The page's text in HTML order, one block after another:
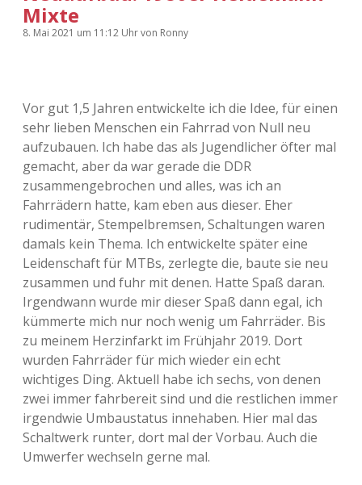
Mixte
8. Mai 2021 um 11:12 Uhrvon Ronny
Vor gut 1,5 Jahren entwickelte ich die Idee, für einen
sehr lieben Menschen ein Fahrrad von Null neu
aufzubauen. Ich habe das als Jugendlicher öfter mal
gemacht, aber da war gerade die DDR
zusammengebrochen und alles, was ich an
Fahrrädern hatte, kam eben aus dieser. Eher
rudimentär, Stempelbremsen, Schaltungen waren
damals kein Thema. Ich entwickelte später eine
Leidenschaft für MTBs, zerlegte die, baute sie neu
zusammen und fuhr mit denen. Hatte Spaß daran.
Irgendwann wurde mir dieser Spaß dann egal, ich
kümmerte mich nur noch wenig um Fahrräder. Bis
zu meinem Herzinfarkt im Frühjahr 2019. Dort
wurden Fahrräder für mich wieder ein echt
wichtiges Ding. Aktuell habe ich sechs, von denen
zwei immer fahrbereit sind und die restlichen immer
irgendwie Umbaustatus innehaben. Hier mal das
Schaltwerk runter, dort mal der Vorbau. Auch die
Umwerfer wechseln gerne mal.